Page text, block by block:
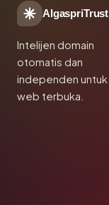
AlgaspriTrust
Intelijen domain
otomatis dan
independen untuk
web terbuka.